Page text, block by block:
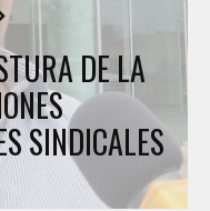
DE LA
SINDICALES